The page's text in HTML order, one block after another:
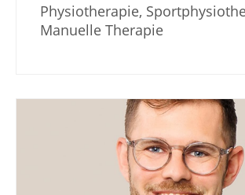
Physiotherapie,
Manuelle Therapie